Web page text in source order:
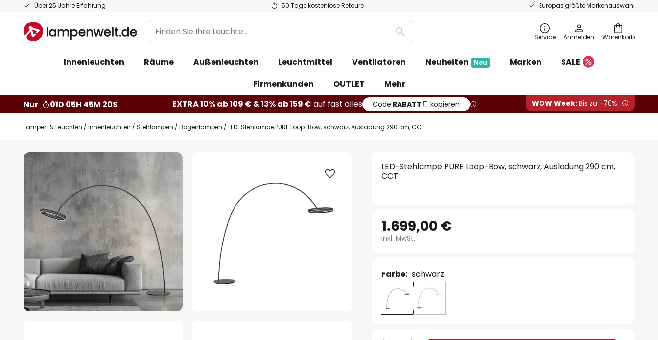
Über 25 Jahre Erfahrung 50 Tage kostenlose Retoure Europas größte Markenauswahl
Zum
springen
Warenkorb
Finden
Sie
Leuchte...
Suche Service Anmelden
Innenleuchten Räume Außenleuchten Leuchtmittel Ventilatoren Neuheiten Neu Marken
SALE
Firmenkunden
OUTLET
Mehr
Nur
01D 05H 45M 19S EXTRA 10% ab 109 € & 13% ab 159 € auf fast alles Code:RABATT kopieren WOW Week:Bis zu -70%
Lampen & Leuchten Innenleuchten Stehlampen Bogenlampen LED-Stehlampe PURE Loop-Bow, schwarz, Ausladung 290 cm, CCT
Zum
Ende
Bildgalerie
springen
LED-Stehlampe PURE Loop-Bow, schwarz, Ausladung 290 cm,
CCT
1.699,00 €
inkl. MwSt.
Farbe: schwarz